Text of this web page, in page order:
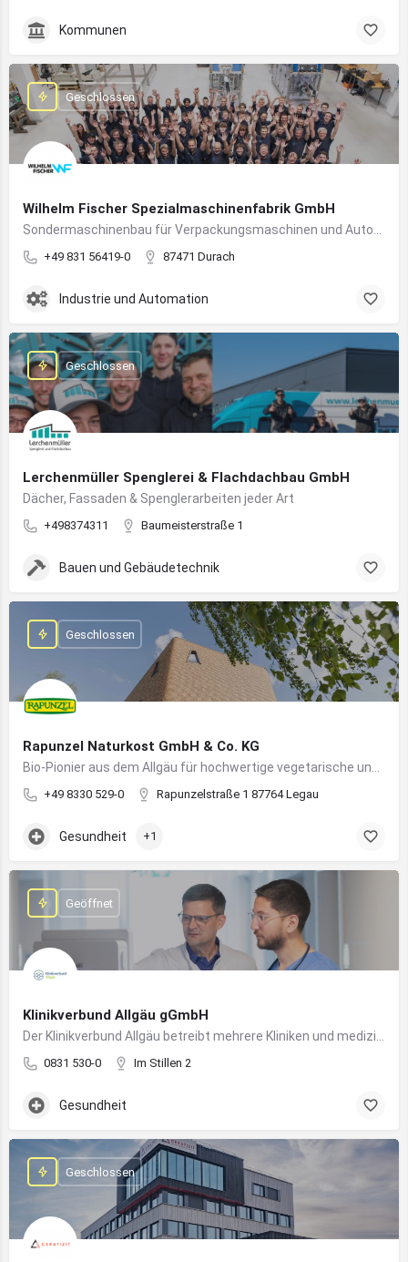
Kommunen
Wilhelm Fischer Spezialmaschinenfabrik GmbH
+49 831 56419-0 87471 Durach
Geschlossen
Industrie und Automation
Lerchenmüller Spenglerei & Flachdachbau GmbH
Dächer, Fassaden & Spenglerarbeiten jeder Art
+498374311 Baumeisterstraße 1
Geschlossen
Bauen und Gebäudetechnik
Rapunzel Naturkost GmbH & Co. KG
+49 8330 529-0 Rapunzelstraße 1 87764 Legau
Geschlossen
Gesundheit +1
Klinikverbund Allgäu gGmbH
0831 530-0 Im Stillen 2
Geöffnet
Gesundheit
Geschlossen